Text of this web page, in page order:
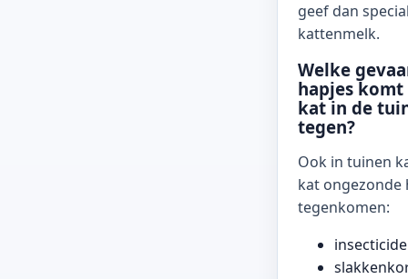
geef dan
kattenmelk.
Welke
hapjes komt
kat in de
tegen?
Ook in tuinen
kat ongezonde
tegenkomen: